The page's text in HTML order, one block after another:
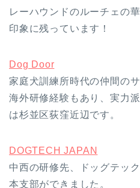
レーハウンドのルーチェの
印象に残っています！
Dog Door
家庭犬訓練所時代の仲間のサ
海外研修経験もあり、実力
は杉並区荻窪近辺です。
DOGTECH JAPAN
中西の研修先、ドッグテッ
本支部ができました。